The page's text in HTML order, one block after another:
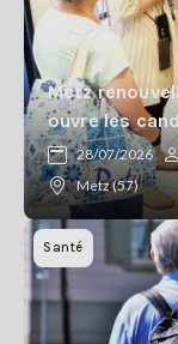
Metz
ouvre les
28/07/2026
Metz (57)
Santé